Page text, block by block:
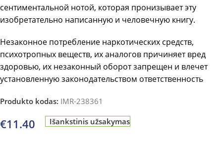
сентиментальной нотой, которая пронизывает эту
изобретательно написанную и человечную книгу.
Незаконное потребление наркотических средств,
психотропных веществ, их аналогов причиняет вред
здоровью, их незаконный оборот запрещен и влечет
установленную законодательством ответственность
Produkto kodas: IMR-238361
€11.40 Išankstinis užsakymas